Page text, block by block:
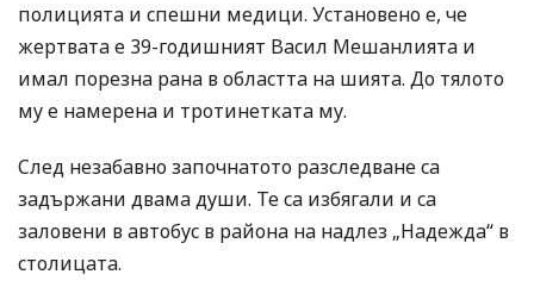
полицията и спешни медици. Установено е, че
жертвата е 39-годишният Васил Мешанлията и
имал порезна рана в областта на шията. До тялото
му е намерена и тротинетката му.
След незабавно започнатото разследване са
задържани двама души. Те са избягали и са
заловени в автобус в района на надлез „Надежда“ в
столицата.